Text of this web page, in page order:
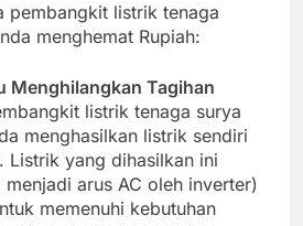
pembangkit listrik tenaga
menghemat Rupiah:
Menghilangkan Tagihan
listrik tenaga surya
menghasilkan listrik sendiri
Listrik yang dihasilkan ini
arus AC oleh inverter)
memenuhi kebutuhan